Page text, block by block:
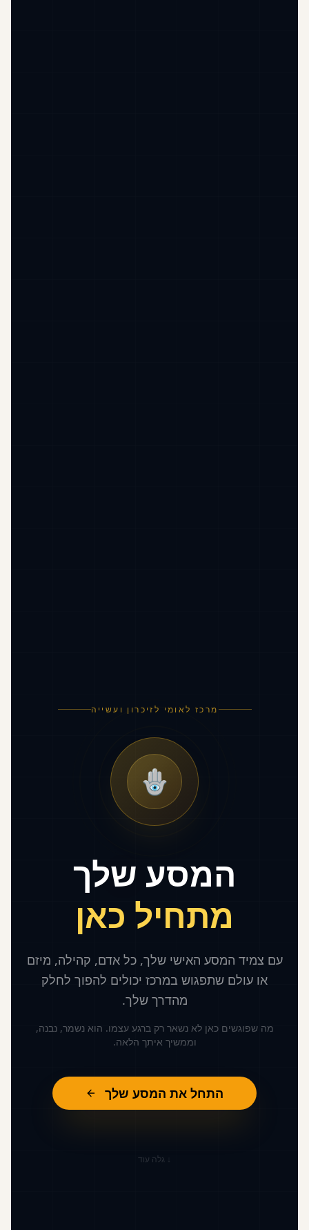
מרכז לאומי לזיכרון ועשייה
🪬
המסע שלך
מתחיל כאן
עם צמיד המסע האישי שלך, כל אדם, קהילה, מיזם
או עולם שתפגוש במרכז יכולים להפוך לחלק
מהדרך שלך.
מה שפוגשים כאן לא נשאר רק ברגע עצמו. הוא נשמר, נבנה,
וממשיך איתך הלאה.
התחל את המסע שלך
↓ גלה עוד